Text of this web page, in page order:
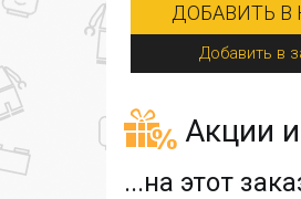
ДОБАВИТЬ В
Добавить в
Акции
...на этот